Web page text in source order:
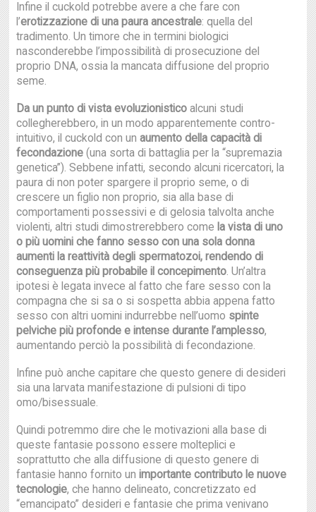
Infine il cuckold potrebbe avere a che fare con
l’erotizzazione di una paura ancestrale: quella del
tradimento. Un timore che in termini biologici
nasconderebbe l’impossibilità di prosecuzione del
proprio DNA, ossia la mancata diffusione del proprio
seme.
Da un punto di vista evoluzionistico alcuni studi
collegherebbero, in un modo apparentemente contro-
intuitivo, il cuckold con unaumento della capacità di
fecondazione (una sorta di battaglia per la “supremazia
genetica”). Sebbene infatti, secondo alcuni ricercatori, la
paura di non poter spargere il proprio seme, o di
crescere un figlio non proprio, sia alla base di
comportamenti possessivi e di gelosia talvolta anche
violenti, altri studi dimostrerebbero come la vista di uno
o più uomini che fanno sesso con una sola donna
aumenti la reattività degli spermatozoi, rendendo di
conseguenza più probabile il concepimento. Un’altra
ipotesi è legata invece al fatto che fare sesso con la
compagna che si sa o si sospetta abbia appena fatto
sesso con altri uomini indurrebbe nell’uomo spinte
pelviche più profonde e intense durante l’amplesso,
aumentando perciò la possibilità di fecondazione.
Infine può anche capitare che questo genere di desideri
sia una larvata manifestazione di pulsioni di tipo
omo/bisessuale.
Quindi potremmo dire che le motivazioni alla base di
queste fantasie possono essere molteplici e
soprattutto che alla diffusione di questo genere di
fantasie hanno fornito un importante contributo le nuove
tecnologie, che hanno delineato, concretizzato ed
“emancipato” desideri e fantasie che prima venivano